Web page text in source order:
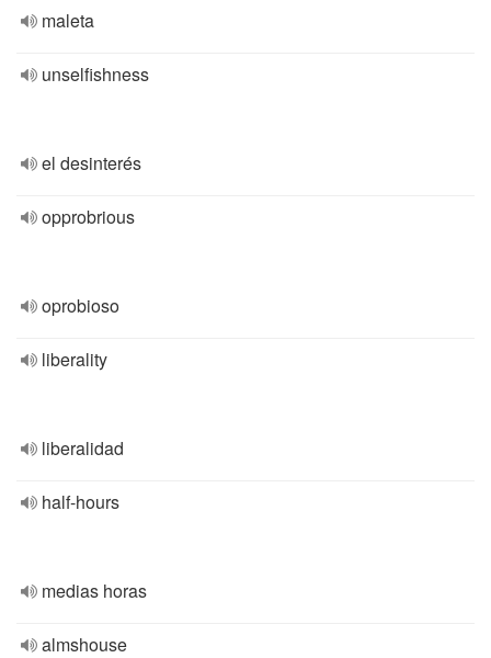
maleta
unselfishness
el desinterés
opprobrious
oprobioso
liberality
liberalidad
half-hours
medias horas
almshouse